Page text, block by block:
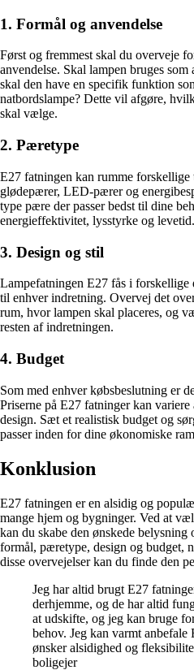
1. Formål og anvendelse
Først og fremmest skal du overveje
anvendelse. Skal lampen bruges
skal den have en specifik funktion
natbordslampe? Dette vil afgøre,
skal vælge.
2. Pæretype
E27 fatningen kan rumme
glødepærer, LED-pærer og
type pære der passer bedst til dine
energieffektivitet, lysstyrke og levetid.
3. Design og stil
Lampefatningen E27 fås i forskellige
til enhver indretning. Overvej det
rum, hvor lampen skal placeres, og
resten af ​​indretningen.
4. Budget
Som med enhver købsbeslutning er
Priserne på E27 fatninger kan
design. Sæt et realistisk budget og
passer inden for dine økonomiske
Konklusion
E27 fatningen er en alsidig og
mange hjem og bygninger. Ved at
kan du skabe den ønskede
formål, pæretype, design og budget,
disse overvejelser kan du finde den
Jeg har altid brugt E27
derhjemme, og de har altid
at udskifte, og jeg kan bruge
behov. Jeg kan varmt
ønsker alsidighed og
boligejer